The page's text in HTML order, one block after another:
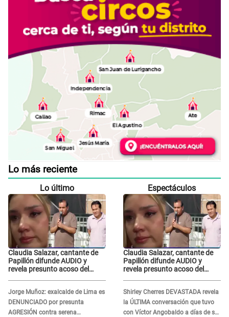
Lo más reciente
Lo último
Claudia Salazar, cantante de
Papillón difunde AUDIO y
revela presunto acoso del
asustada, en shock"
Jorge Muñoz: exalcalde de Lima es
DENUNCIADO por presunta
AGRESIÓN contra serena
Espectáculos
Claudia Salazar, cantante de
Papillón difunde AUDIO y
revela presunto acoso del
asustada, en shock"
Shirley Cherres DEVASTADA revela
la ÚLTIMA conversación que tuvo
con Víctor Angobaldo a días de su